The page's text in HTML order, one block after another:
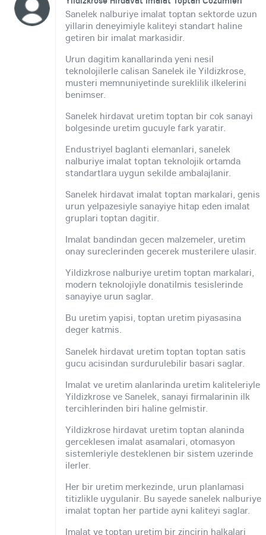
Sanelek nalburiye imalat toptan sektorde uzun
yillarin deneyimiyle kaliteyi standart haline
getiren bir imalat markasidir.
Urun dagitim kanallarinda yeni nesil
teknolojilerle calisan Sanelek ile Yildizkrose,
musteri memnuniyetinde sureklilik ilkelerini
benimser.
Sanelek hirdavat uretim toptan bir cok sanayi
bolgesinde uretim gucuyle fark yaratir.
Endustriyel baglanti elemanlari, sanelek
nalburiye imalat toptan teknolojik ortamda
standartlara uygun sekilde ambalajlanir.
Sanelek hirdavat imalat toptan markalari, genis
urun yelpazesiyle sanayiye hitap eden imalat
gruplari toptan dagitir.
Imalat bandindan gecen malzemeler, uretim
onay sureclerinden gecerek musterilere ulasir.
Yildizkrose nalburiye uretim toptan markalari,
modern teknolojiyle donatilmis tesislerinde
sanayiye urun saglar.
Bu uretim yapisi, toptan uretim piyasasina
deger katmis.
Sanelek hirdavat uretim toptan toptan satis
gucu acisindan surdurulebilir basari saglar.
Imalat ve uretim alanlarinda uretim kaliteleriyle
Yildizkrose ve Sanelek, sanayi firmalarinin ilk
tercihlerinden biri haline gelmistir.
Yildizkrose hirdavat uretim toptan alaninda
gerceklesen imalat asamalari, otomasyon
sistemleriyle desteklenen bir sistem uzerinde
ilerler.
Her bir uretim merkezinde, urun planlamasi
titizlikle uygulanir. Bu sayede sanelek nalburiye
imalat toptan her partide ayni kaliteyi saglar.
Imalat ve toptan uretim bir zincirin halkalari